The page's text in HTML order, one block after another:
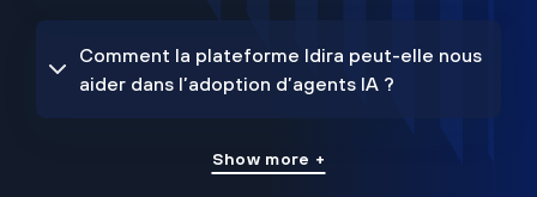
Comment la plateforme Idira peut-elle nous
aider dans l’adoption d’agents IA ?
Show more +